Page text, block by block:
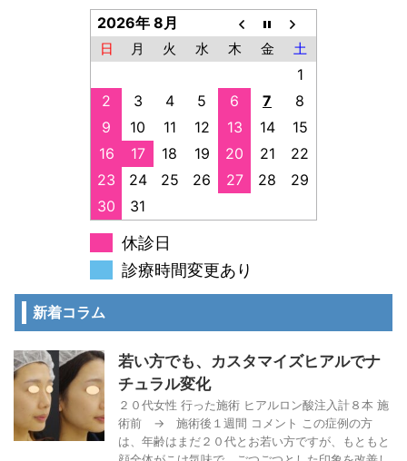
2026年 8月
日 月 火 水 木 金 土
1
2
3 4 5 6 7
8
9
10 11 12 13 14
15
16
17 18 19 20 21
22
23
24 25 26 27 28
29
30
31
休診日
診療時間変更あり
新着コラム
若い方でも、カスタマイズヒアルでナ
チュラル変化
２０代女性 行った施術 ヒアルロン酸注入計８本 施
術前 → 施術後１週間 コメント この症例の方
は、年齢はまだ２０代とお若い方ですが、もともと